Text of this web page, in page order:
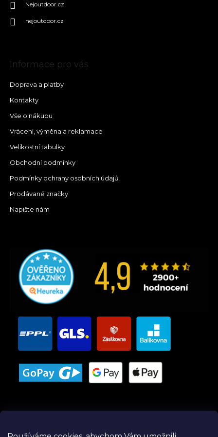
Nejoutdoor.cz
nejoutdoor.cz
Informace pro vás
Doprava a platby
Kontakty
Vše o nákupu
Vrácení, výměna a reklamace
Velikostní tabulky
Obchodní podmínky
Podmínky ochrany osobních údajů
Prodávané značky
Napište nám